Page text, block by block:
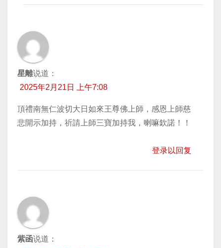
星離说道：
2025年2月21日 上午7:08
頂禮南無仁波切大日如來王尊佛上師，感恩上師慈
悲開示加持，祈請上師三寶加持我，喇嘛欽諾！！
登录以回复
紫函说道：